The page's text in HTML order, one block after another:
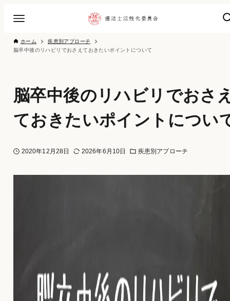
ホーム
疾患別アプローチ
脳卒中後のリハビリでおさえておきたいポイントについて
脳卒中後のリハビリでおさ
ておきたいポイントについ
2020年12月28日 2026年6月10日 疾患別アプローチ